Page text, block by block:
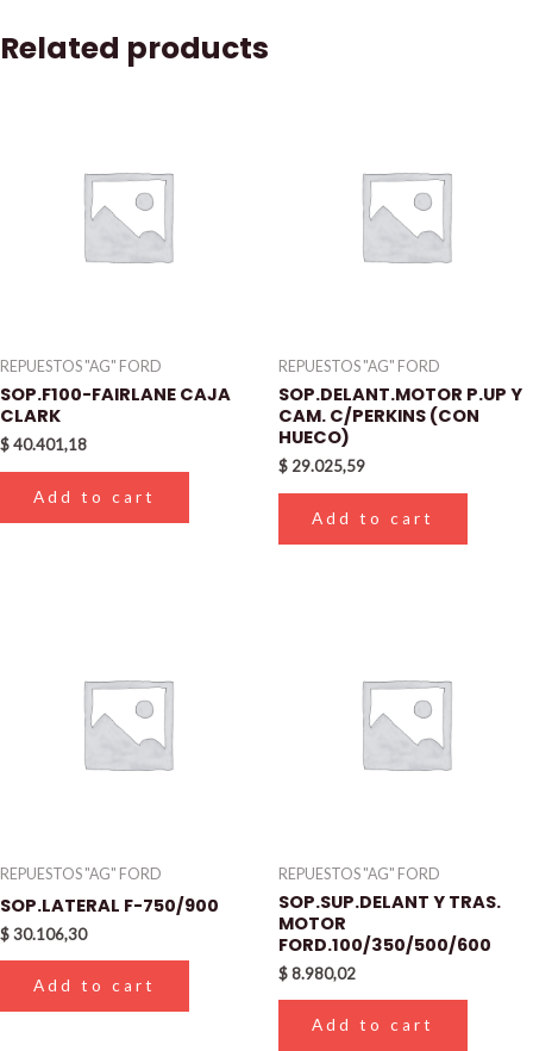
Related products
REPUESTOS "AG" FORD
SOP.F100-FAIRLANE CAJA
CLARK
$40.401,18
Add to cart
REPUESTOS "AG" FORD
SOP.DELANT.MOTOR P.UP Y
CAM. C/PERKINS (CON
HUECO)
$ 29.025,59
Add to cart
REPUESTOS "AG" FORD
SOP.LATERAL F-750/900
$30.106,30
Add to cart
REPUESTOS "AG" FORD
SOP.SUP.DELANT Y TRAS.
MOTOR
FORD.100/350/500/600
$8.980,02
Add to cart